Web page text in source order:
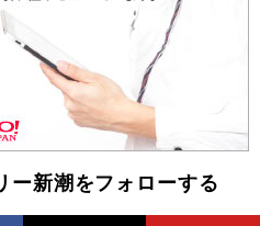
が出そうに…」高嶋政伸が明かし
娘を暴行する役”への葛藤 インティマ
ィネーターに支えられたNHK『大奥』
Bang
ー新潮をフォローする